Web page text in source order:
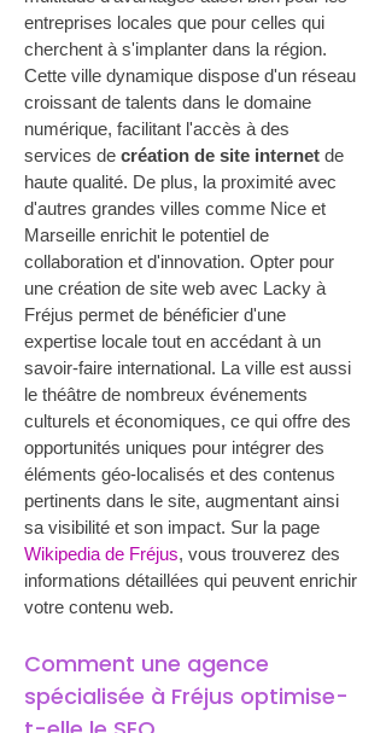
entreprises locales que pour celles qui
cherchent à s'implanter dans la région.
Cette ville dynamique dispose d'un réseau
croissant de talents dans le domaine
numérique, facilitant l'accès à des
services de création de site internet de
haute qualité. De plus, la proximité avec
d'autres grandes villes comme Nice et
Marseille enrichit le potentiel de
collaboration et d'innovation. Opter pour
une création de site web avec Lacky à
Fréjus permet de bénéficier d'une
expertise locale tout en accédant à un
savoir-faire international. La ville est aussi
le théâtre de nombreux événements
culturels et économiques, ce qui offre des
opportunités uniques pour intégrer des
éléments géo-localisés et des contenus
pertinents dans le site, augmentant ainsi
sa visibilité et son impact. Sur la page
Wikipedia de Fréjus, vous trouverez des
informations détaillées qui peuvent enrichir
votre contenu web.
Comment une agence
spécialisée à Fréjus optimise-